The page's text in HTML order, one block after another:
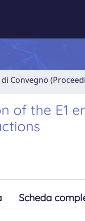
Convegno
of the E1
Scheda